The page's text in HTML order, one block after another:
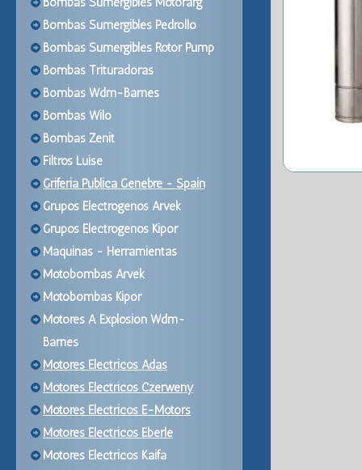
Bombas Sumergibles Pedrollo
Bombas Sumergibles Rotor Pump
Bombas Trituradoras
Bombas Wdm-Barnes
Bombas Wilo
Bombas Zenit
Filtros Luise
Griferia Publica Genebre - Spain
Grupos Electrogenos Arvek
Grupos Electrogenos Kipor
Maquinas - Herramientas
Motobombas Arvek
Motobombas Kipor
Motores A Explosion Wdm-
Barnes
Motores Electricos Adas
Motores Electricos Czerweny
Motores Electricos E-Motors
Motores Electricos Eberle
Motores Electricos Kaifa